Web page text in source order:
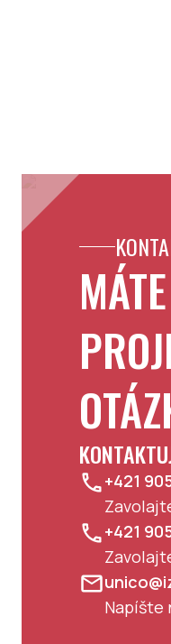
+421
+421
Napíšte